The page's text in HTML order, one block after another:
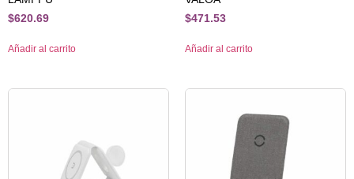
$620.69
Añadir al carrito
$471.53
Añadir al carrito